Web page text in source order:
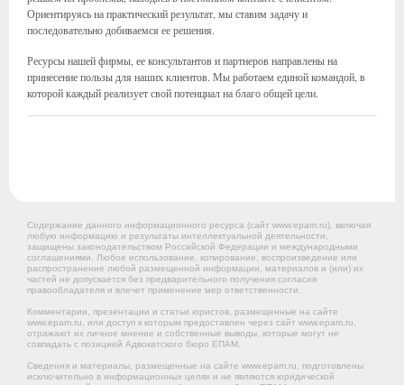
Ориентируясь на практический результат, мы ставим задачу и
последовательно добиваемся ее решения.
Ресурсы нашей фирмы, ее консультантов и партнеров направлены на
принесение пользы для наших клиентов. Мы работаем единой командой, в
которой каждый реализует свой потенциал на благо общей цели.
Содержание данного информационного ресурса (сайт www.epam.ru), включая
любую информацию и результаты интеллектуальной деятельности,
защищены законодательством Российской Федерации и международными
соглашениями. Любое использование, копирование, воспроизведение или
распространение любой размещенной информации, материалов и (или) их
частей не допускается без предварительного получения согласия
правообладателя и влечет применение мер ответственности.
Комментарии, презентации и статьи юристов, размещенные на сайте
www.epam.ru, или доступ к которым предоставлен через сайт www.epam.ru,
отражают их личное мнение и собственные выводы, которые могут не
совпадать с позицией Адвокатского бюро ЕПАМ.
Сведения и материалы, размещенные на сайте www.epam.ru, подготовлены
исключительно в информационных целях и не являются юридической